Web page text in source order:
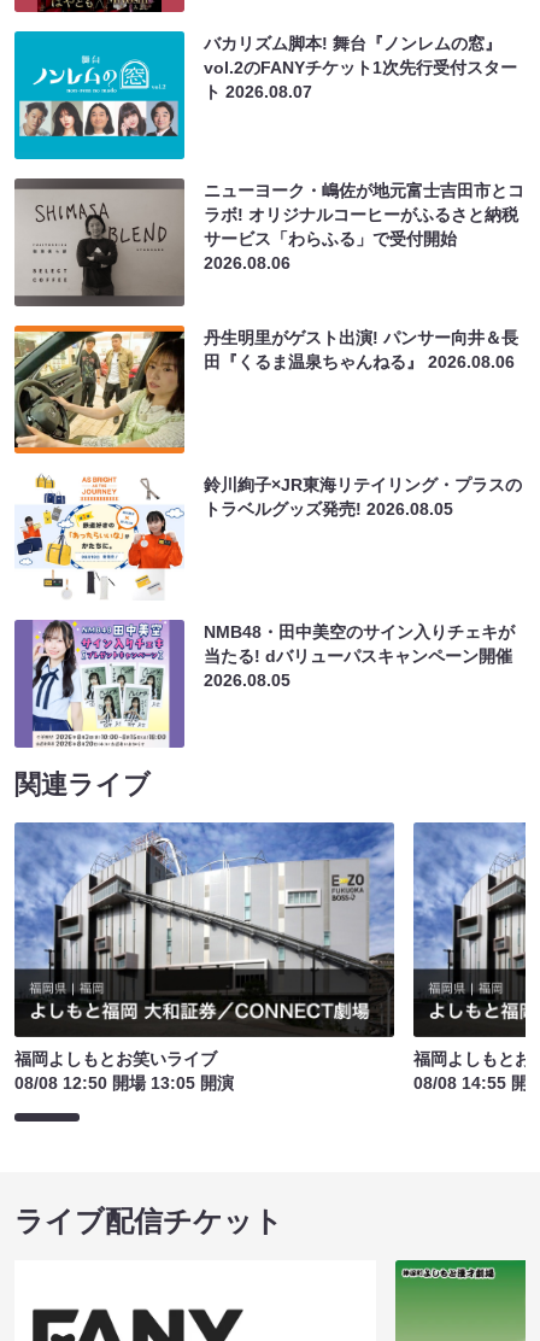
バカリズム脚本! 舞台『ノンレムの窓』
vol.2のFANYチケット1次先行受付スター
ト2026.08.07
ニューヨーク・嶋佐が地元富士吉田市とコ
ラボ! オリジナルコーヒーがふるさと納税
サービス「わらふる」で受付開始
2026.08.06
丹生明里がゲスト出演! パンサー向井＆長
田『くるま温泉ちゃんねる』2026.08.06
鈴川絢子×JR東海リテイリング・プラスの
トラベルグッズ発売!2026.08.05
NMB48・田中美空のサイン入りチェキが
当たる! dバリューパスキャンペーン開催
2026.08.05
関連ライブ
福岡よしもとお笑いライブ
08/08 12:50 開場 13:05 開演
福岡よしもとお
08/08 14:55 開
ライブ配信チケット